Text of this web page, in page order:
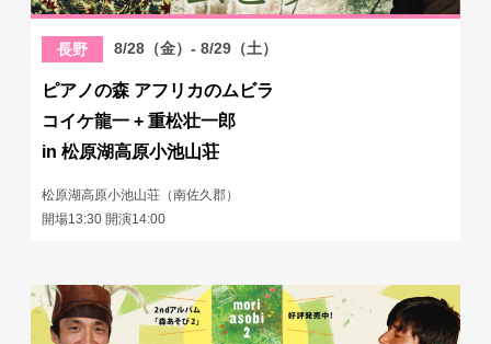
長野 8/28（金）- 8/29（土）
ピアノの森 アフリカのムビラ
コイケ龍一 + 重松壮一郎
in 松原湖高原小池山荘
松原湖高原小池山荘（南佐久郡）
開場13:30 開演14:00